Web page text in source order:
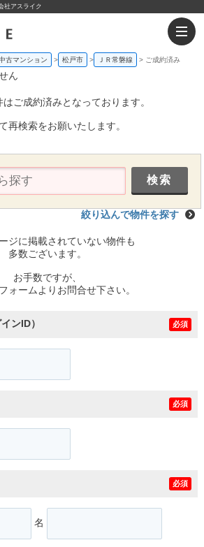
社アスライク
古マンション 松戸市 ＪＲ常磐線 ご成約済み
ん
ご成約済みとなっております。
再検索をお願いたします。
絞り込んで物件を探す
ジに掲載されていない物件も
多数ございます。
お手数ですが、
ォームよりお問合せ下さい。
ンID） 必須
必須
必須
名